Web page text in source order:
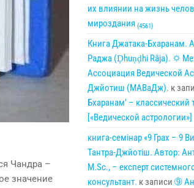
Чандра –
значение
их влиянии на жизнь
мироздания {4561}
Книга Джатака-Бхаранам.
Раджа (Ḍhuṇḍhi Rāja). 🌣
Ассоциация Ведической
Джйотиш (МАВаДж). к
Бхаранам’ –
[«Ведической астрологии»]
книга-семінар «9 Грах – 9
Тантра-Джйотіш. Автор:
M.Sc., – експерт
консультант. к записи ➈